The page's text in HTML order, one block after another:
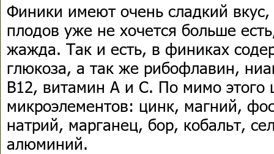
Финики имеют очень сладкий
плодов уже не хочется больше
жажда. Так и есть, в финиках
глюкоза, а так же рибофлавин,
В12, витамин А и С. По мимо этого
микроэлементов: цинк, магний,
натрий, марганец, бор, кобальт,
алюминий.